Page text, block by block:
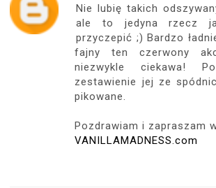
Nie lubię takich
ale to jedyna rzecz
przyczepić ;) Bardzo
fajny ten czerwony
niezwykle ciekawa!
zestawienie jej ze
pikowane.
Pozdrawiam i zapraszam
VANILLAMADNESS.com